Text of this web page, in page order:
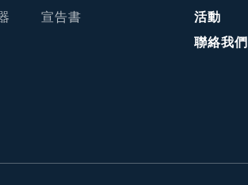
宣告書
活動
聯絡我們